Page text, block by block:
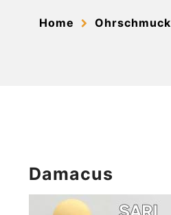
Home Ohrschmuck
Damacus